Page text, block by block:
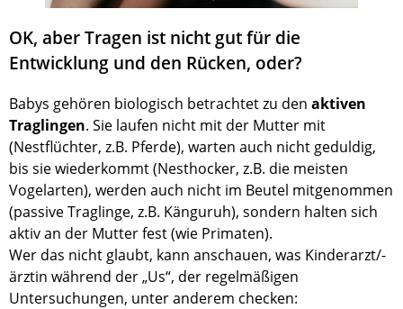
OK, aber Tragen ist nicht gut für die
Entwicklung und den Rücken, oder?
Babys gehören biologisch betrachtet zu den aktiven
Traglingen. Sie laufen nicht mit der Mutter mit
(Nestflüchter, z.B. Pferde), warten auch nicht geduldig,
bis sie wiederkommt (Nesthocker, z.B. die meisten
Vogelarten), werden auch nicht im Beutel mitgenommen
(passive Traglinge, z.B. Känguruh), sondern halten sich
aktiv an der Mutter fest (wie Primaten).
Wer das nicht glaubt, kann anschauen, was Kinderarzt/-
ärztin während der „Us“, der regelmäßigen
Untersuchungen, unter anderem checken: